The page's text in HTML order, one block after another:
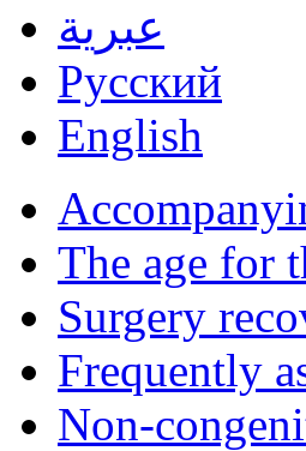
عبرية
Русский
English
The age for
Surgery
Frequently
Non-